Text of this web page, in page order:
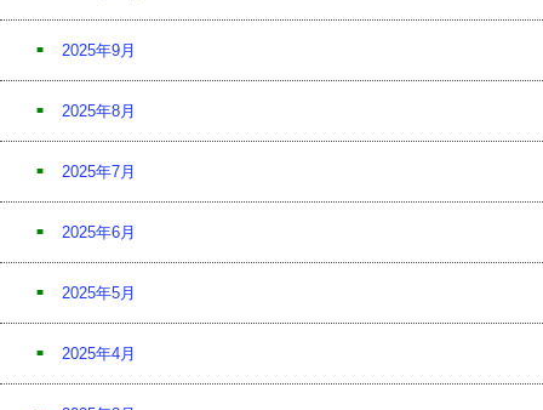
2025年9月
2025年8月
2025年7月
2025年6月
2025年5月
2025年4月